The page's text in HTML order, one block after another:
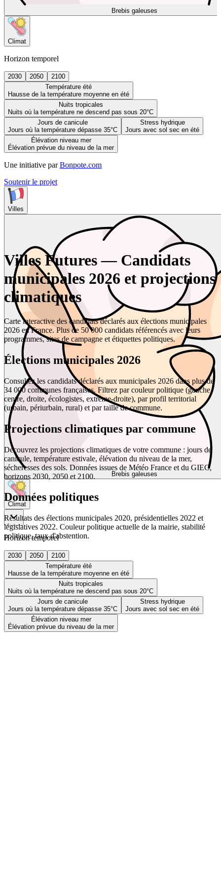
Brebis galeuses
Climat
Horizon temporel
2030 2050
2100
Température été
Hausse de la température moyenne en été
Nuits tropicales
Nuits où la température ne descend pas sous 20°C
Jours de canicule
Jours où la température dépasse 35°C
Stress hydrique
Jours avec sol sec en été
Élévation niveau mer
Élévation prévue du niveau de la mer
Une initiative par Bonpote.com
Soutenir le projet
Villes
Brebis galeuses
Climat
Horizon temporel
2030 2050
2100
Température été
Hausse de la température moyenne en été
Nuits tropicales
Nuits où la température ne descend pas sous 20°C
Jours de canicule
Jours où la température dépasse 35°C
Stress hydrique
Jours avec sol sec en été
Élévation niveau mer
Élévation prévue du niveau de la mer
Villes Futures — Candidats
municipales 2026 et projections
climatiques
Carte interactive des candidats déclarés aux élections municipales
2026 en France. Plus de 50 000 candidats référencés avec leurs
programmes, sites de campagne et étiquettes politiques.
Élections municipales 2026
Consultez les candidats déclarés aux municipales 2026 dans plus de
34 000 communes françaises. Filtrez par couleur politique (gauche,
centre, droite, écologistes, extrême-droite), par profil territorial
(urbain, périurbain, rural) et par taille de commune.
Projections climatiques par commune
Découvrez les projections climatiques de votre commune : jours de
canicule, température estivale, élévation du niveau de la mer,
sécheresses des sols. Données issues de Météo France et du GIEC,
horizons 2030, 2050 et 2100.
Données politiques
Résultats des élections municipales 2020, présidentielles 2022 et
législatives 2022. Couleur politique actuelle de la mairie, stabilité
politique, taux d'abstention.